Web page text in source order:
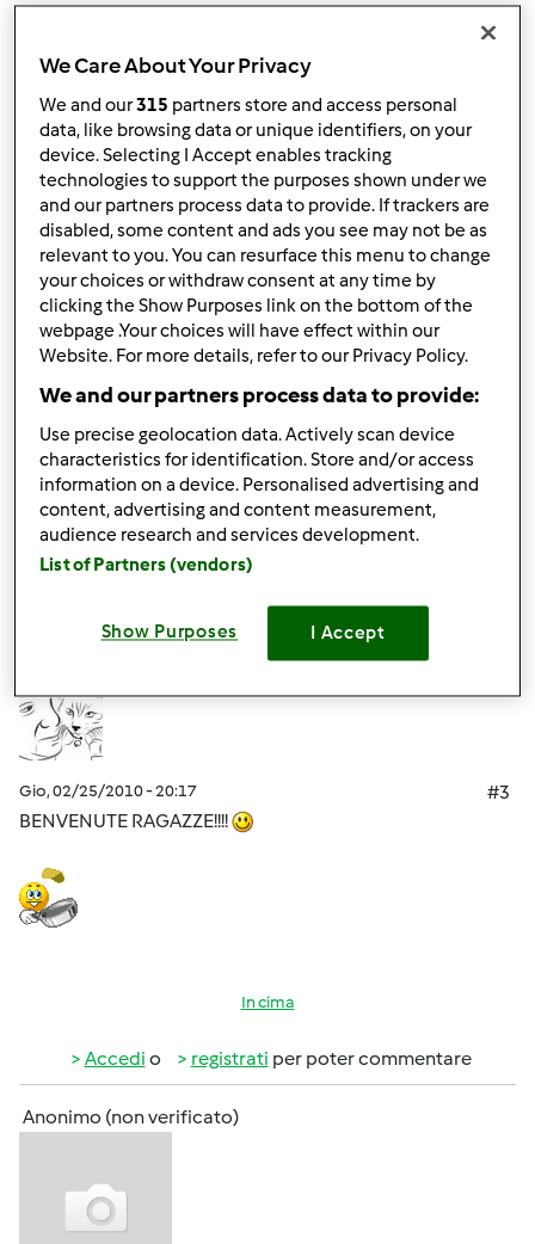
Accedio registratiper poter commentare
Anonimo (non verificato)
Gio, 02/25/2010 - 16:52
ciao caterina ben venuta ! anche io mi sono iscritta da
poco anche se ho il bimby da tanti anni. non ho ancora
preso molta confidenza con computer e messaggi vari
ma piano piano imparero'
.
In cima
registratiper poter commentare
Iscritto : 05.12.2008
Gio, 02/25/2010 - 20:17
#3
BENVENUTE RAGAZZE!!!!
In cima
Accedi o registrati per poter commentare
Anonimo (non verificato)
We Care About Your Privacy
We and our315 partners store and access personal
data, like browsing data or unique identifiers, on your
device. Selecting I Accept enables tracking
technologies to support the purposes shown under we
and our partners process data to provide. If trackers are
disabled, some content and ads you see may not be as
relevant to you. You can resurface this menu to change
your choices or withdraw consent at any time by
clicking the Show Purposes link on the bottom of the
webpage .Your choices will have effect within our
Website. For more details, refer to our Privacy Policy.
We and our partners process data to provide:
Use precise geolocation data. Actively scan device
characteristics for identification. Store and/or access
information on a device. Personalised advertising and
content, advertising and content measurement,
audience research and services development.
List of Partners (vendors)
Show Purposes I Accept